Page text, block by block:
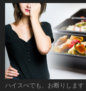
ハイスぺでも、お断りします